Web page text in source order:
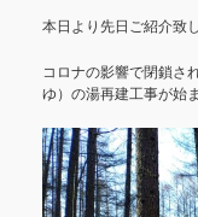
本日より先日ご紹介致
コロナの影響で閉鎖さ
ゆ）の湯再建工事が始